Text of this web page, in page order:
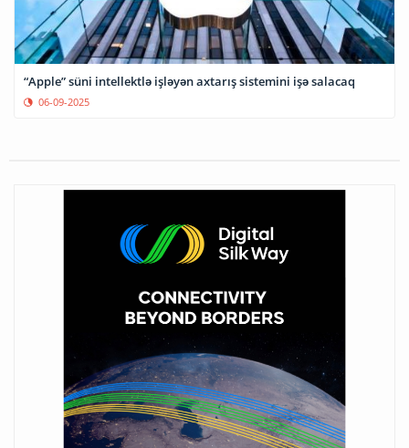
“Apple” süni intellektlə işləyən axtarış sistemini işə salacaq
06-09-2025